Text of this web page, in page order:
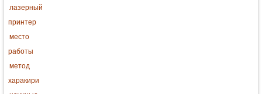
лазерный
принтер
место
работы
метод
харакири